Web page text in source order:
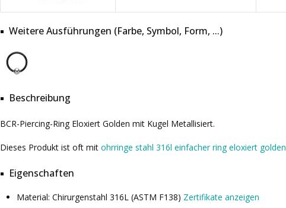
Weitere Ausführungen (Farbe, Symbol, Form, ...)
Beschreibung
BCR-Piercing-Ring Eloxiert Golden mit Kugel Metallisiert.
Dieses Produkt ist oft mit ohrringe stahl 316l einfacher ring eloxiert golden
Eigenschaften
Material: Chirurgenstahl 316L (ASTM F138) Zertifikate anzeigen